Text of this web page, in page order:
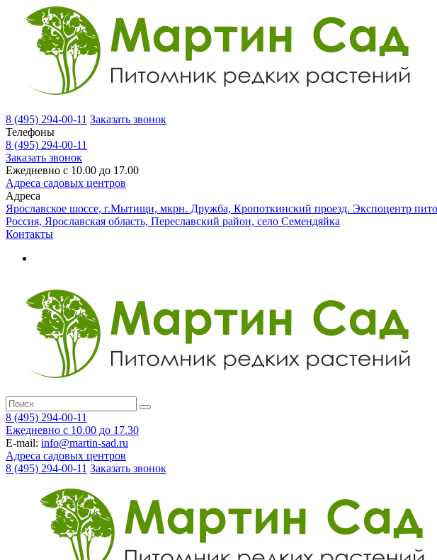
8 (495) 294-00-11 Заказать звонок
Телефоны
8 (495) 294-00-11
Заказать звонок
Ежедневно с 10.00 до 17.00
Адреса садовых центров
Адреса
Ярославское шоссе, г.Мытищи, мкрн. Дружба, Кропоткинский проезд. Экспоцентр
Россия, Ярославская область, Переславский район, село Семендяйка
Контакты
8 (495) 294-00-11
Ежедневно с 10.00 до 17.30
E-mail: info@martin-sad.ru
Адреса садовых центров
8 (495) 294-00-11 Заказать звонок